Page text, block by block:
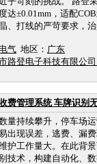
达±0.01mm，适配
、打线的严苛要求，
气 地区： 广东
路登电子科技有限公
费管理系统 车牌识别
量持续攀升，停车场
出现误差，逃费、漏
护工作量大。在此背
技术，构建自动化、